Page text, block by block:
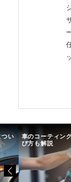
い 車のコーティン
び方も解説